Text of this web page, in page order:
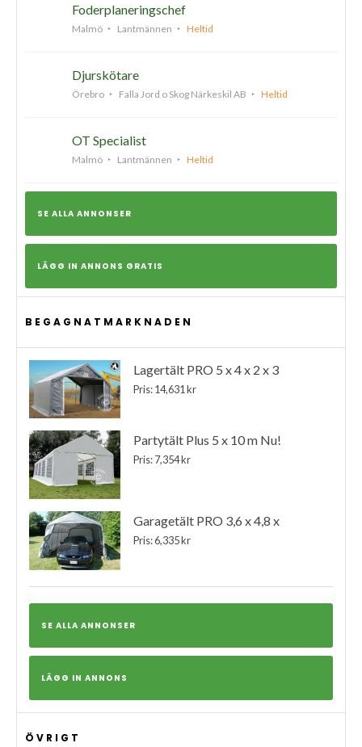
Foderplaneringschef
Malmö Lantmännen Heltid
Djurskötare
Örebro Falla Jord o Skog Närkeskil AB Heltid
OT Specialist
Malmö Lantmännen Heltid
SE ALLA ANNONSER
LÄGG IN ANNONS GRATIS
BEGAGNATMARKNADEN
Lagertält PRO 5 x 4 x 2 x 3
Pris: 14,631 kr
Partytält Plus 5 x 10 m Nu!
Pris: 7,354 kr
Garagetält PRO 3,6 x 4,8 x
Pris: 6,335 kr
SE ALLA ANNONSER
LÄGG IN ANNONS
ÖVRIGT